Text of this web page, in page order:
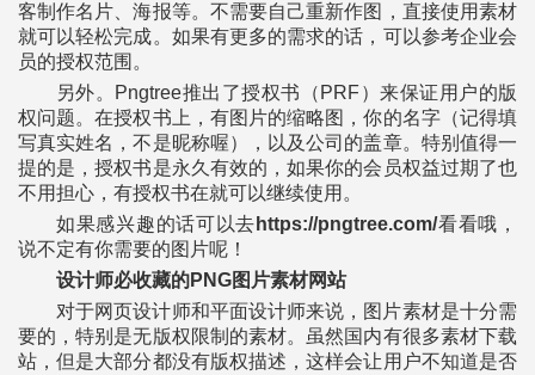
客制作名片、海报等。不需要自己重新作图，直接使用素材
就可以轻松完成。如果有更多的需求的话，可以参考企业会
员的授权范围。
另外。Pngtree推出了授权书（PRF）来保证用户的版
权问题。在授权书上，有图片的缩略图，你的名字（记得填
写真实姓名，不是昵称喔），以及公司的盖章。特别值得一
提的是，授权书是永久有效的，如果你的会员权益过期了也
不用担心，有授权书在就可以继续使用。
如果感兴趣的话可以去 https://pngtree.com/看看哦，
说不定有你需要的图片呢！
设计师必收藏的PNG图片素材网站
对于网页设计师和平面设计师来说，图片素材是十分需
要的，特别是无版权限制的素材。虽然国内有很多素材下载
站，但是大部分都没有版权描述，这样会让用户不知道是否